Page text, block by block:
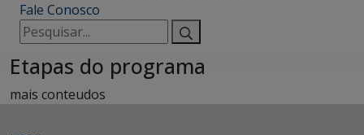
Fale Conosco
Pesquisar
por:
Etapas do programa
mais conteudos